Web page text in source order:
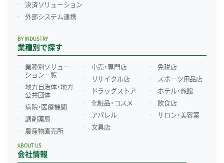
決済ソリューション
外部システム連携
業種別で探す
BY INDUSTRY
業種別ソリュー
ション一覧
地方自治体・地方
公共団体
病院・医療機関
調剤薬局
農産物直売所
小売・専門店
リサイクル店
ドラッグストア
化粧品・コスメ
アパレル
文具店
免税店
スポーツ用品店
ホテル・旅館
飲食店
サロン・美容室
会社情報
ABOUT US